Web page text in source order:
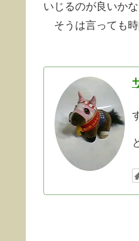
いじるのが良いかな
そうは言っても時